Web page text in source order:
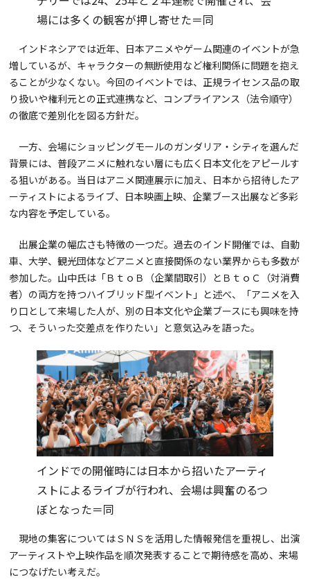
場には多くの観客が押し寄せた＝同
インドネシアでは近年、日本アニメやゲーム関連のイベントが急
増しているが、キャラクターの無断使用など権利関係に問題を抱え
ることが少なくない。今回のイベントでは、正規ライセンス品の取
り扱いや権利元との正式連携など、コンプライアンス（法令順守）
の徹底で差別化を図る方針だ。
一方、会場にショッピングモールのガンダリア・シティを選んだ
背景には、普段アニメに触れない層にも広く日本文化をアピールす
る狙いがある。当日はアニメ関連展示に加え、日本から招待したア
ーティストによるライブ、日本映画上映、企業ブース出展など多彩
な内容を予定している。
出展企業の幅広さも特徴の一つだ。過去のインド開催では、自動
車、大学、観光団体などアニメと直接関係のない業界からも多数が
参加した。山中氏は「ＢｔｏＢ（企業間取引）とＢｔｏＣ（対消費
者）の両方を持つハイブリッド型イベント」と述べ、「アニメを入
り口として来場した人が、別の日本文化や企業ブースにも興味を持
つ、そういった交差点を作りたい」と意気込みを語った。
インドでの開催時には日本から招いたアーティ
ストによるライブが行われ、会場は興奮のるつ
ぼとなった＝同
現地の集客についてはＳＮＳを活用した情報発信を重視し、出演
アーティストや上映作品を順次発表することで期待感を高め、来場
につなげたい考えだ。